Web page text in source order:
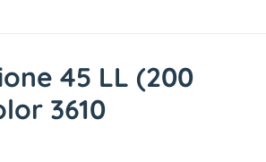
45 LL (200
3610